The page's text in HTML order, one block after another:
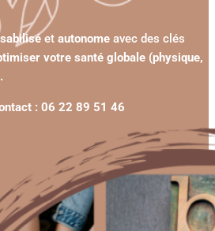
et autonome avec des clés
votre santé globale (physique,
89 51 46